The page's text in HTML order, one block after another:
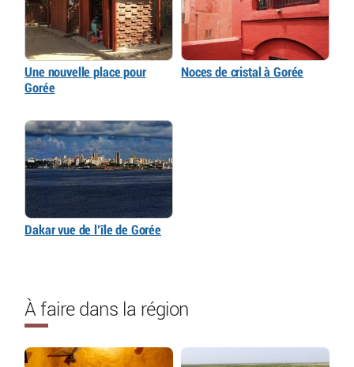
Une nouvelle place pour
Gorée
Noces de cristal à Gorée
Dakar vue de l’île de Gorée
À faire dans la région